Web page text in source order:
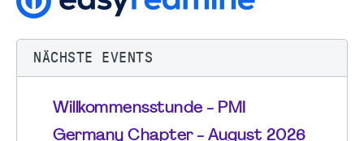
NÄCHSTE EVENTS
Willkommensstunde - PMI
Germany Chapter - August 2026